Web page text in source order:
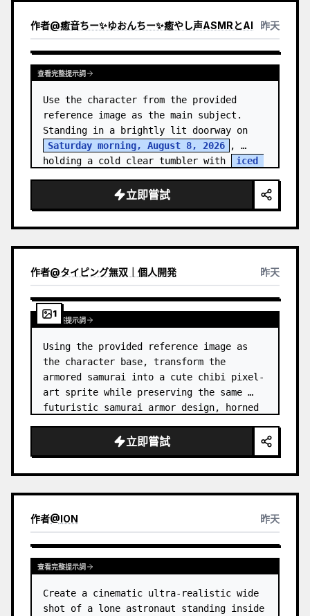
作者@癒音ちー✨ゆおんちー✨癒やし声ASMRとAI 昨天
查看完整提示詞
Use the character from the provided
reference image as the main subject.
Saturday morning, August 8, 2026
,
holding a cold clear tumbler with
iced
立即嘗試
作者@タイピング無双｜個人開発 昨天
1
查看完整提示詞
Using the provided reference image as
the character base, transform the
armored samurai into a cute chibi pixel-
art sprite while preserving the same
futuristic samurai armor design, horned
accents, glowing cyan energy details,…
立即嘗試
作者@ION 昨天
查看完整提示詞
Create a cinematic ultra-realistic wide
shot of a lone astronaut standing inside